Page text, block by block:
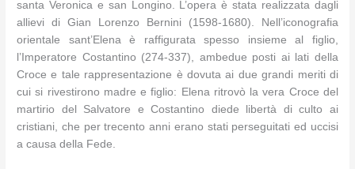
santa Veronica e san Longino. L’opera è stata realizzata dagli
allievi di Gian Lorenzo Bernini (1598-1680). Nell’iconografia
orientale sant’Elena è raffigurata spesso insieme al figlio,
l’Imperatore Costantino (274-337), ambedue posti ai lati della
Croce e tale rappresentazione è dovuta ai due grandi meriti di
cui si rivestirono madre e figlio: Elena ritrovò la vera Croce del
martirio del Salvatore e Costantino diede libertà di culto ai
cristiani, che per trecento anni erano stati perseguitati ed uccisi
a causa della Fede.